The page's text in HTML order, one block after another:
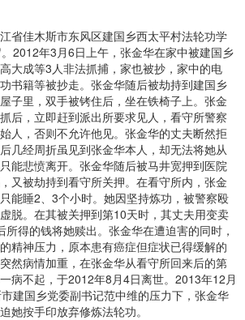
省佳木斯市东风区建国乡西太平村法轮功学
2012年3月6日上午，张金华在家中被建国乡
大成等3人非法抓捕，家也被抄，家中的电
书籍等被抄走。张金华随后被劫持到建国乡
子里，双手被铐住后，坐在铁椅子上。张金
后，立即赶到派出所要求见人，看守所警察
人，否则不允许他见。张金华的丈夫断然拒
几经周折虽见到张金华本人，却无法将她从
能悲愤离开。张金华随后被马井宽押到医院
又被劫持到看守所关押。在看守所内，张金
能睡2、3个小时。她因坚持炼功，被警察殴
脱。在其被关押到第10天时，其丈夫用变卖
得的钱将她赎出。张金华在遭迫害的同时，
精神压力，原本患有癌症但症状已得缓解的
然病情加重，在张金华从看守所回来后的第
病不起，于2012年8月4日离世。2013年12月
建国乡党委副书记范中维的压力下，张金华
她按手印放弃修炼法轮功。